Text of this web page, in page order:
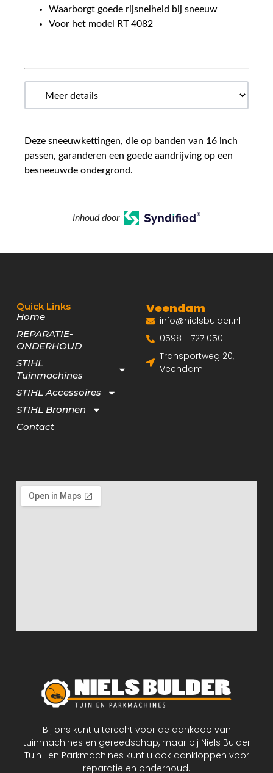
Waarborgt goede rijsnelheid bij sneeuw
Voor het model RT 4082
Deze sneeuwkettingen, die op banden van 16 inch
passen, garanderen een goede aandrijving op een
besneeuwde ondergrond.
Inhoud door
Bij ons kunt u terecht voor de aankoop van
tuinmachines en gereedschap, maar bij Niels Bulder
Tuin- en Parkmachines kunt u ook aankloppen voor
reparatie en onderhoud.
Quick Links
Home
REPARATIE-
ONDERHOUD
STIHL
Tuinmachines
STIHL Accessoires
STIHL Bronnen
Contact
Veendam
info@nielsbulder.nl
0598 - 727 050
Transportweg 20,
Veendam